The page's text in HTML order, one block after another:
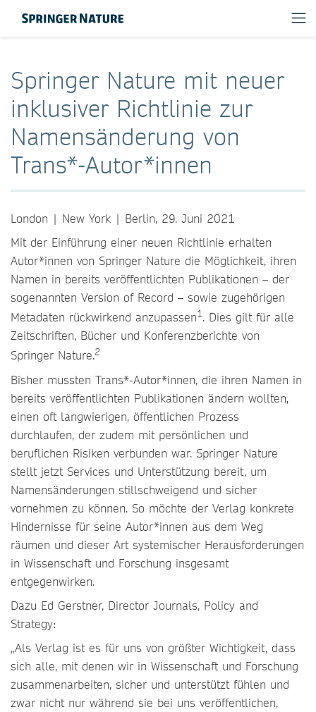
Springer Nature mit neuer
inklusiver Richtlinie zur
Namensänderung von
Trans*-Autor*innen
London | New York | Berlin, 29. Juni 2021
Mit der Einführung einer neuen Richtlinie erhalten
Autor*innen von Springer Nature die Möglichkeit, ihren
Namen in bereits veröffentlichten Publikationen – der
sogenannten Version of Record – sowie zugehörigen
Metadaten rückwirkend anzupassen1. Dies gilt für alle
Zeitschriften, Bücher und Konferenzberichte von
Springer Nature.2
Bisher mussten Trans*-Autor*innen, die ihren Namen in
bereits veröffentlichten Publikationen ändern wollten,
einen oft langwierigen, öffentlichen Prozess
durchlaufen, der zudem mit persönlichen und
beruflichen Risiken verbunden war. Springer Nature
stellt jetzt Services und Unterstützung bereit, um
Namensänderungen stillschweigend und sicher
vornehmen zu können. So möchte der Verlag konkrete
Hindernisse für seine Autor*innen aus dem Weg
räumen und dieser Art systemischer Herausforderungen
in Wissenschaft und Forschung insgesamt
entgegenwirken.
Dazu Ed Gerstner, Director Journals, Policy and
Strategy:
„Als Verlag ist es für uns von größter Wichtigkeit, dass
sich alle, mit denen wir in Wissenschaft und Forschung
zusammenarbeiten, sicher und unterstützt fühlen und
zwar nicht nur während sie bei uns veröffentlichen,